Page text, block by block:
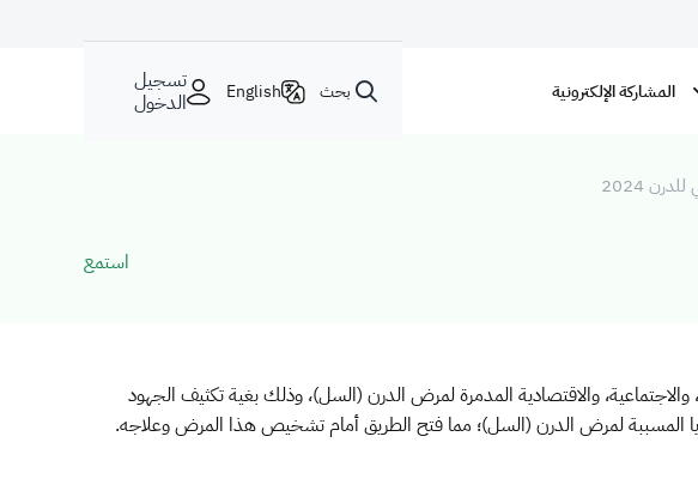
المشاركة الإلكترونية بحث English تسجيل
الدخول
2024
استمع
حول العواقب الصحية، والاجتماعية، والاقتصادية المدمرة لمرض الدرن (السل)، وذلك بغية تكثيف الجهود